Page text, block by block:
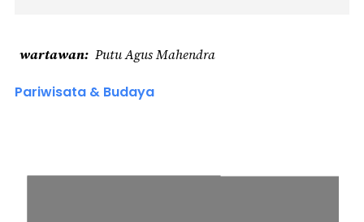
wartawan Putu Agus Mahendra
Pariwisata & Budaya